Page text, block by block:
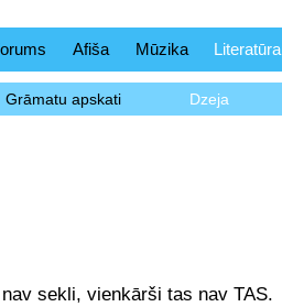
Afiša Mūzika Literatūra
Grāmatu apskati Dzeja
sekli, vienkārši tas nav TAS.